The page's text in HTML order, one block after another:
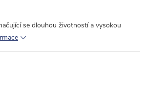
se dlouhou životností a vysokou